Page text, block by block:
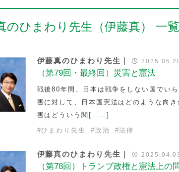
のひまわり先生（伊藤真） 一覧
伊藤真のひまわり先生｜
（第79回・最終回）災害と憲法
戦後80年間、日本は戦争をしない国でい
害に対して、日本国憲法はどのような向
害はどういう関 [……]
#ひまわり先生 #政治 #法律
伊藤真のひまわり先生｜
（第78回）トランプ政権と憲法上の